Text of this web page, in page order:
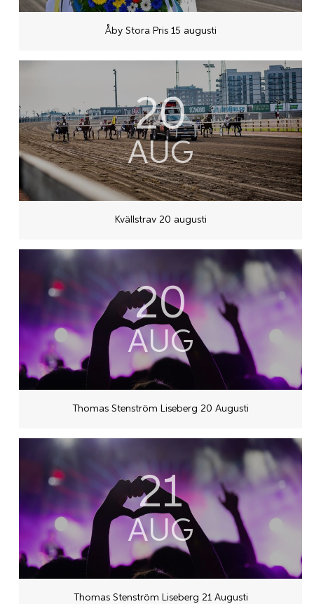
Åby Stora Pris 15 augusti
20
AUG
Kvällstrav 20 augusti
20
AUG
Thomas Stenström Liseberg 20 Augusti
21
AUG
Thomas Stenström Liseberg 21 Augusti